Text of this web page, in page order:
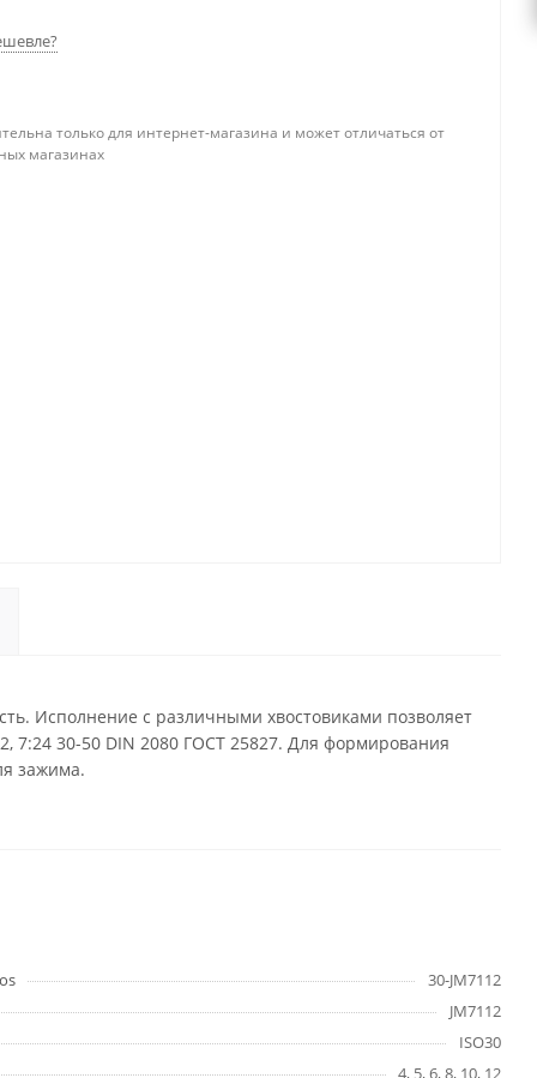
только для интернет-магазина и может отличаться от
магазинах
Исполнение с различными хвостовиками позволяет
7:24 30-50 DIN 2080 ГОСТ 25827. Для формирования
зажима.
30-JM7112
JM7112
ISO30
4, 5, 6, 8, 10, 12